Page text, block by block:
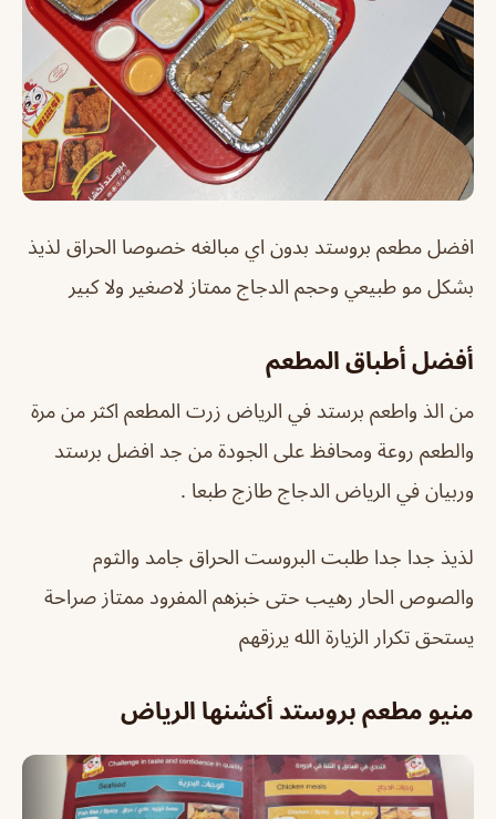
افضل مطعم بروستد بدون اي مبالغه خصوصا الحراق لذيذ
بشكل مو طبيعي وحجم الدجاج ممتاز لاصغير ولا كبير
أفضل أطباق المطعم
من الذ واطعم برستد في الرياض زرت المطعم اكثر من مرة
والطعم روعة ومحافظ على الجودة من جد افضل برستد
وربيان في الرياض الدجاج طازج طبعا .
لذيذ جدا جدا طلبت البروست الحراق جامد والثوم
والصوص الحار رهيب حتى خبزهم المفرود ممتاز صراحة
يستحق تكرار الزيارة الله يرزقهم
منيو مطعم بروستد أكشنها الرياض